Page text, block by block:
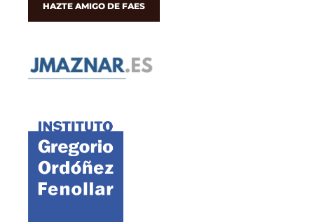
HAZTE AMIGO DE FAES